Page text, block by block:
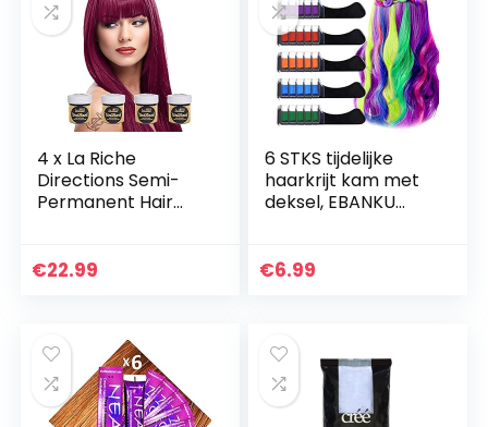
4 x La Riche
Directions Semi-
Permanent Hair
€22.99
6 STKS tijdelijke
haarkrijt kam met
deksel, EBANKU
voor kinderen
€6.99